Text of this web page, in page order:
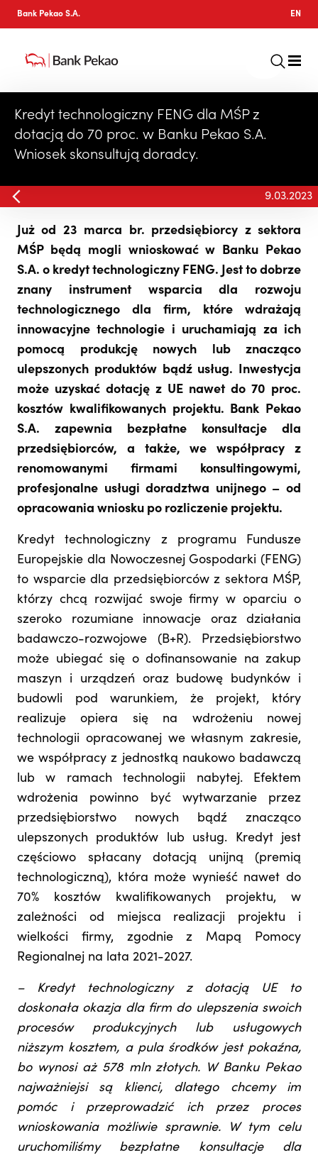
Bank Pekao S.A. EN
Kredyt technologiczny FENG dla MŚP z
dotacją do 70 proc. w Banku Pekao S.A.
Wniosek skonsultują doradcy.
9.03.2023
Już od 23 marca br. przedsiębiorcy z sektora
MŚP będą mogli wnioskować w Banku Pekao
S.A. o kredyt technologiczny FENG. Jest to dobrze
znany instrument wsparcia dla rozwoju
technologicznego dla firm, które wdrażają
innowacyjne technologie i uruchamiają za ich
pomocą produkcję nowych lub znacząco
ulepszonych produktów bądź usług. Inwestycja
może uzyskać dotację z UE nawet do 70 proc.
kosztów kwalifikowanych projektu. Bank Pekao
S.A. zapewnia bezpłatne konsultacje dla
przedsiębiorców, a także, we współpracy z
renomowanymi firmami konsultingowymi,
profesjonalne usługi doradztwa unijnego – od
opracowania wniosku po rozliczenie projektu.
Kredyt technologiczny z programu Fundusze
Europejskie dla Nowoczesnej Gospodarki (FENG)
to wsparcie dla przedsiębiorców z sektora MŚP,
którzy chcą rozwijać swoje firmy w oparciu o
szeroko rozumiane innowacje oraz działania
badawczo-rozwojowe (B+R). Przedsiębiorstwo
może ubiegać się o dofinansowanie na zakup
maszyn i urządzeń oraz budowę budynków i
budowli pod warunkiem, że projekt, który
realizuje opiera się na wdrożeniu nowej
technologii opracowanej we własnym zakresie,
we współpracy z jednostką naukowo badawczą
lub w ramach technologii nabytej. Efektem
wdrożenia powinno być wytwarzanie przez
przedsiębiorstwo nowych bądź znacząco
ulepszonych produktów lub usług. Kredyt jest
częściowo spłacany dotacją unijną (premią
technologiczną), która może wynieść nawet do
70% kosztów kwalifikowanych projektu, w
zależności od miejsca realizacji projektu i
wielkości firmy, zgodnie z Mapą Pomocy
Regionalnej na lata 2021-2027.
–
Kredyt technologiczny z dotacją UE to
doskonała okazja dla firm do ulepszenia swoich
procesów produkcyjnych lub usługowych
niższym kosztem, a pula środków jest pokaźna,
bo wynosi aż 578 mln złotych.
W Banku Pekao
najważniejsi są klienci, dlatego chcemy im
pomóc i przeprowadzić ich przez proces
wnioskowania możliwie sprawnie. W tym celu
uruchomiliśmy bezpłatne konsultacje dla